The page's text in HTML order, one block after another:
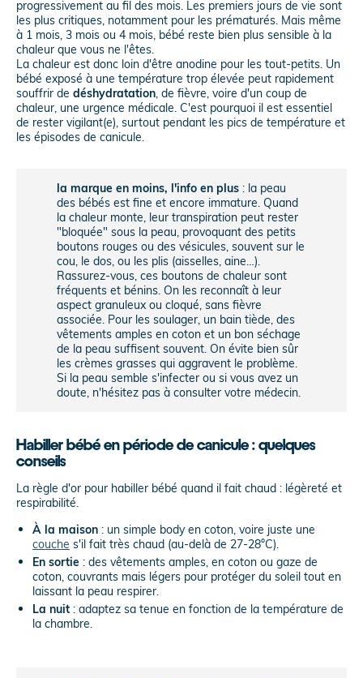
progressivement au fil des mois. Les premiers jours de vie sont
les plus critiques, notamment pour les prématurés. Mais même
à 1 mois, 3 mois ou 4 mois, bébé reste bien plus sensible à la
chaleur que vous ne l'êtes.
La chaleur est donc loin d'être anodine pour les tout-petits. Un
bébé exposé à une température trop élevée peut rapidement
souffrir de déshydratation, de fièvre, voire d'un coup de
chaleur, une urgence médicale. C'est pourquoi il est essentiel
de rester vigilant(e), surtout pendant les pics de température et
les épisodes de canicule.
la marque en moins, l'info en plus : la peau
des bébés est fine et encore immature. Quand
la chaleur monte, leur transpiration peut rester
"bloquée" sous la peau, provoquant des petits
boutons rouges ou des vésicules, souvent sur le
cou, le dos, ou les plis (aisselles, aine…).
Rassurez-vous, ces boutons de chaleur sont
fréquents et bénins. On les reconnaît à leur
aspect granuleux ou cloqué, sans fièvre
associée. Pour les soulager, un bain tiède, des
vêtements amples en coton et un bon séchage
de la peau suffisent souvent. On évite bien sûr
les crèmes grasses qui aggravent le problème.
Si la peau semble s'infecter ou si vous avez un
doute, n'hésitez pas à consulter votre médecin.
Habiller bébé en période de canicule : quelques
conseils
La règle d'or pour habiller bébé quand il fait chaud : légèreté et
respirabilité.
À la maison : un simple body en coton, voire juste une
couche s'il fait très chaud (au-delà de 27-28°C).
En sortie : des vêtements amples, en coton ou gaze de
coton, couvrants mais légers pour protéger du soleil tout en
laissant la peau respirer.
La nuit : adaptez sa tenue en fonction de la température de
la chambre.